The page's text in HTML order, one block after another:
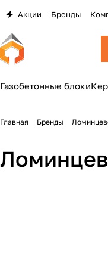
Акции Бренды
Газобетонные блоки
Главная Бренды